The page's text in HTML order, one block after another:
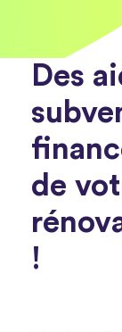
Des
de
!